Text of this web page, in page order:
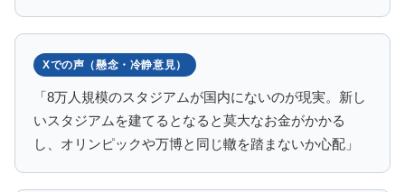
Xでの声（懸念・冷静意見）
「8万人規模のスタジアムが国内にないのが現実。新し
いスタジアムを建てるとなると莫大なお金がかかる
し、オリンピックや万博と同じ轍を踏まないか心配」